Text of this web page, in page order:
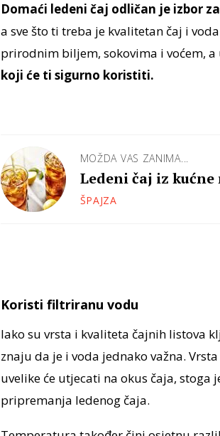
Domaći ledeni čaj odličan je izbor
a sve što ti treba je kvalitetan čaj i
prirodnim biljem, sokovima i voćem, a
koji će ti sigurno koristiti.
MOŽDA VAS ZANIMA...
Ledeni čaj iz
ŠPAJZA
Koristi filtriranu vodu
Iako su vrsta i kvaliteta čajnih listova
znaju da je i voda jednako važna.
uvelike će utjecati na okus čaja,
pripremanja ledenog čaja.